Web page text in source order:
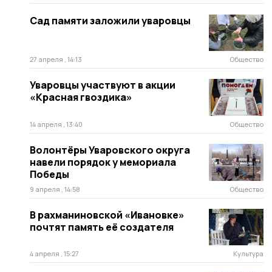
Сад памяти заложили уваровцы
27 апреля , 14:13 Общество
Уваровцы участвуют в акции
«Красная гвоздика»
14 апреля , 13:40 Общество
Волонтёры Уваровского округа
навели порядок у мемориала
Победы
9 апреля , 14:58 Общество
В рахманиновской «Ивановке»
почтят память её создателя
4 апреля , 15:27 Культура